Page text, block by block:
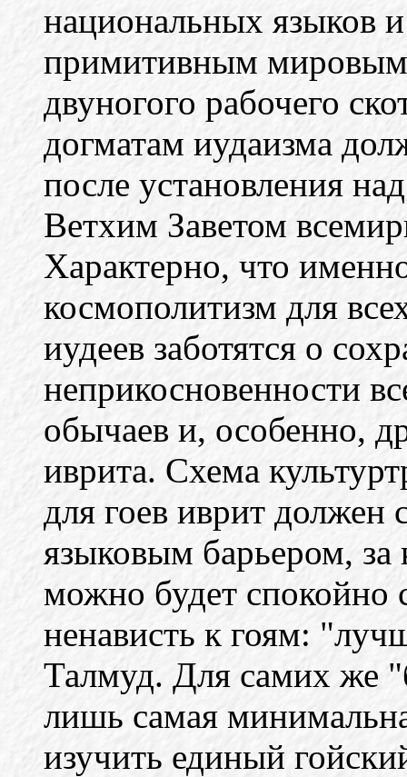
национальных языков
примитивным
двуногого рабочего
догматам иудаизма
после установления
Ветхим Заветом
Характерно, что
космополитизм для
иудеев заботятся о
неприкосновенности
обычаев и, особенно,
иврита. Схема
для гоев иврит должен
языковым барьером,
можно будет спокойно
ненависть к гоям:
Талмуд. Для самих же
лишь самая
изучить единый